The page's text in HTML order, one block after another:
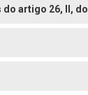
artigo 26, II,